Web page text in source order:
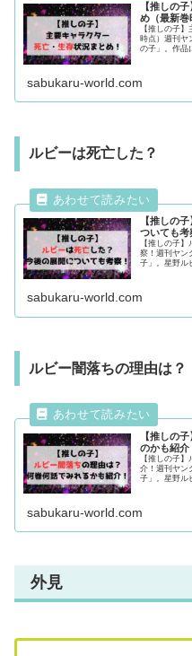
【推しの
め（最新巻
【推しの子
時点）週刊ヤ
の子」。作品
sabukaru-world.com
ルビーは死亡した？
【推しの
ついても考
【推しの子
察！週刊ヤン
子」。星野ル
sabukaru-world.com
ルビー闇落ちの理由は？
【推しの
のかも紹介
【推しの子
介！週刊ヤン
子」。星野ル
sabukaru-world.com
外見